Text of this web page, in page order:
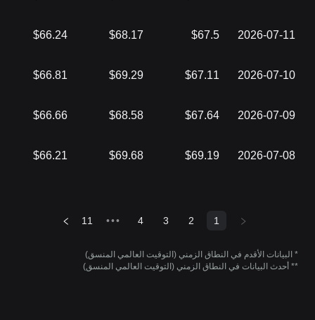
2026-07-11
$67.5
$68.17
$66.24
2026-07-10
$67.11
$69.29
$66.81
2026-07-09
$67.64
$68.58
$66.66
2026-07-08
$69.19
$69.68
$66.21
1
2
3
4
•••
11
* البيانات الأقدم في النطاق الزمني (التوقيت العالمي المنسق)
** أحدث البيانات في النطاق الزمني (التوقيت العالمي المنسق)